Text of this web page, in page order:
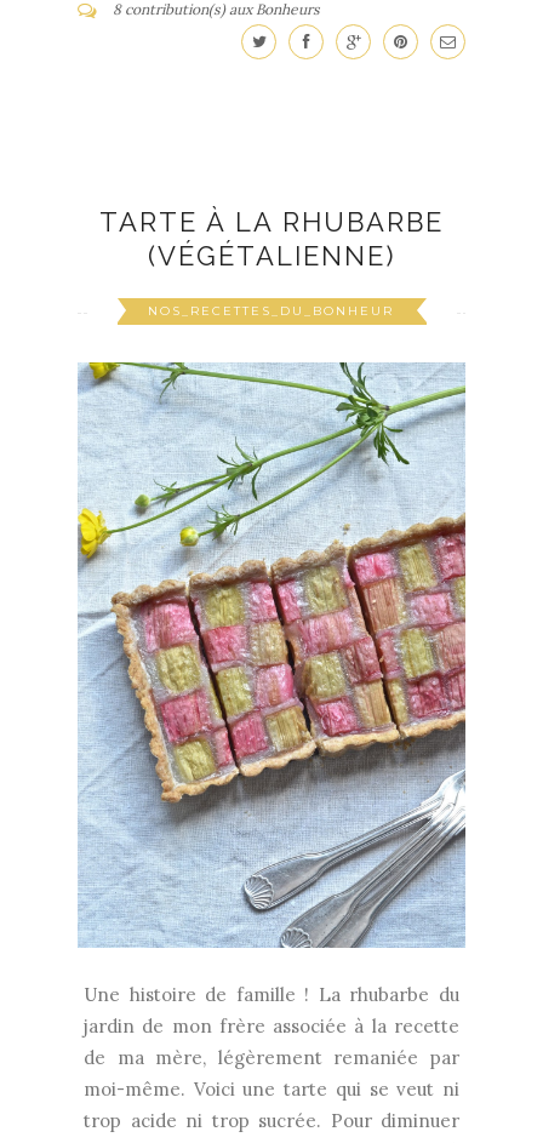
8 contribution(s) aux Bonheurs
TARTE À LA RHUBARBE
(VÉGÉTALIENNE)
NOS_RECETTES_DU_BONHEUR
Une histoire de famille ! La rhubarbe du
jardin de mon frère associée à la recette
de ma mère, légèrement remaniée par
moi-même. Voici une tarte qui se veut ni
trop acide ni trop sucrée. Pour diminuer